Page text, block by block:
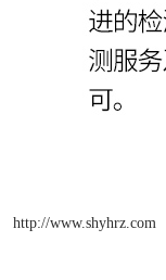
http://www.shyhrz.com